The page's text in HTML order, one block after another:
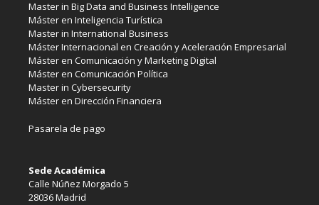
Master in Big Data and Business Intelligence
Máster en Inteligencia Turística
Master in International Business
Máster Internacional en Creación y Aceleración Empresarial
Máster en Comunicación y Marketing Digital
Máster en Comunicación Política
Master in Cybersecurity
Máster en Dirección Financiera
Pasarela de pago
Sede Académica
Calle Núñez Morgado 5
28036 Madrid